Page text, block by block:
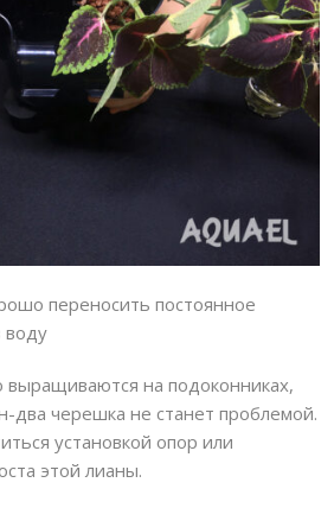
переносить постоянное
воду
выращиваются на подоконниках,
два черешка не станет проблемой.
установкой опор или
этой лианы.